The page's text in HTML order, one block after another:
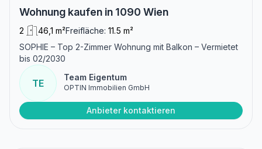
Wohnung kaufen in 1090 Wien
2 46,1 m²Freifläche: 11.5 m²
SOPHIE – Top 2-Zimmer Wohnung mit Balkon – Vermietet
bis 02/2030
TE
Team Eigentum
OPTIN Immobilien GmbH
Anbieter kontaktieren